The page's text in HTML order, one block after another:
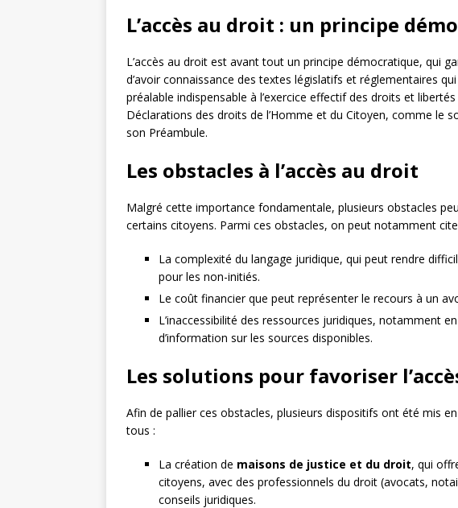
L’accès au droit : un principe
L’accès au droit est avant tout un principe démocratique, qui
d’avoir connaissance des textes législatifs et réglementaires
préalable indispensable à l’exercice effectif des droits et
Déclarations des droits de l’Homme et du Citoyen, comme le
son Préambule.
Les obstacles à l’accès au droit
Malgré cette importance fondamentale, plusieurs obstacles
certains citoyens. Parmi ces obstacles, on peut notamment
La complexité du langage juridique, qui peut rendre
pour les non-initiés.
Le coût financier que peut représenter le recours à un
L’inaccessibilité des ressources juridiques, notamment
d’information sur les sources disponibles.
Les solutions pour favoriser
Afin de pallier ces obstacles, plusieurs dispositifs ont été mis
tous :
La création de maisons de justice et du droit, qui
citoyens, avec des professionnels du droit (avocats,
conseils juridiques.